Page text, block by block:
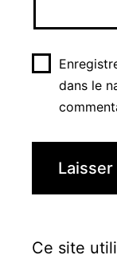
dans le
Ce site